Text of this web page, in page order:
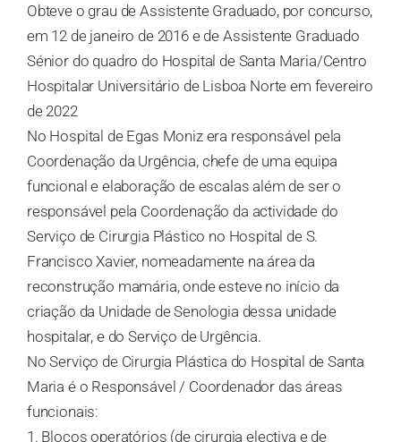
Obteve o grau de Assistente Graduado, por concurso,
em 12 de janeiro de 2016 e de Assistente Graduado
Sénior do quadro do Hospital de Santa Maria/Centro
Hospitalar Universitário de Lisboa Norte em fevereiro
de 2022
No Hospital de Egas Moniz era responsável pela
Coordenação da Urgência, chefe de uma equipa
funcional e elaboração de escalas além de ser o
responsável pela Coordenação da actividade do
Serviço de Cirurgia Plástico no Hospital de S.
Francisco Xavier, nomeadamente na área da
reconstrução mamária, onde esteve no início da
criação da Unidade de Senologia dessa unidade
hospitalar, e do Serviço de Urgência.
No Serviço de Cirurgia Plástica do Hospital de Santa
Maria é o Responsável / Coordenador das áreas
funcionais:
1. Blocos operatórios (de cirurgia electiva e de